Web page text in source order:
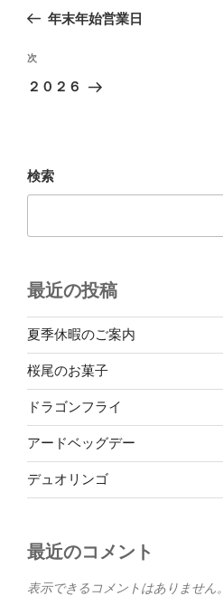
ビ
ゲ
ン
の
稿
年末年始営業日
次
の
次
２０２６
検索
最近の投稿
夏季休暇のご案内
桜尾のお菓子
ドラゴンフライ
アードベッグデー
デュオリンゴ
最近のコメント
表示できるコメントはありません。